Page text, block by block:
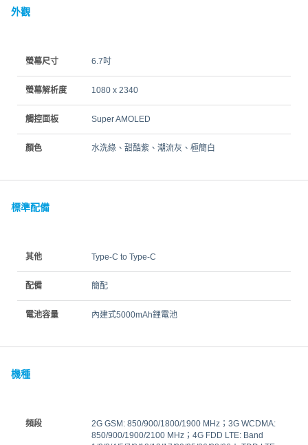
外觀
螢幕尺寸 6.7吋
螢幕解析度 1080 x 2340
觸控面板 Super AMOLED
顏色 水洗綠、甜酷紫、潮流灰、極簡白
標準配備
其他 Type-C to Type-C
配備 簡配
電池容量 內建式5000mAh鋰電池
機種
頻段
2G GSM: 850/900/1800/1900 MHz；3G WCDMA:
850/900/1900/2100 MHz；4G FDD LTE: Band